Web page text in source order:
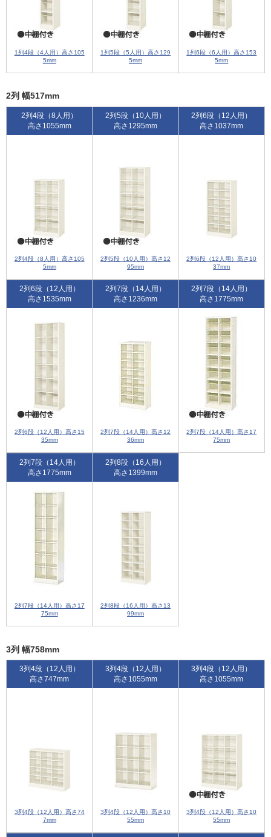
1列4段（4人用）高さ105
5mm
1列5段（5人用）高さ129
5mm
1列6段（6人用）高さ153
5mm
2列 幅517mm
2列4段（8人用）
高さ1055mm
2列4段（8人用）高さ105
5mm
2列5段（10人用）
高さ1295mm
2列5段（10人用）高さ12
95mm
2列6段（12人用）
高さ1037mm
2列6段（12人用）高さ10
37mm
2列6段（12人用）
高さ1535mm
2列6段（12人用）高さ15
35mm
2列7段（14人用）
高さ1236mm
2列7段（14人用）高さ12
36mm
2列7段（14人用）
高さ1775mm
2列7段（14人用）高さ17
75mm
2列7段（14人用）
高さ1775mm
2列7段（14人用）高さ17
75mm
2列8段（16人用）
高さ1399mm
2列8段（16人用）高さ13
99mm
3列 幅758mm
3列4段（12人用）
高さ747mm
3列4段（12人用）高さ74
7mm
3列4段（12人用）
高さ1055mm
3列4段（12人用）高さ10
55mm
3列4段（12人用）
高さ1055mm
3列4段（12人用）高さ10
55mm